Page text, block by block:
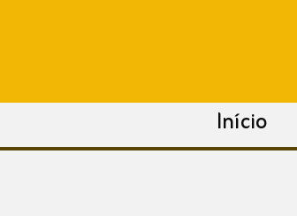
Início